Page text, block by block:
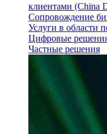
клиентами (China
Сопровождение
Услуги в области
Цифровые
Частные решения